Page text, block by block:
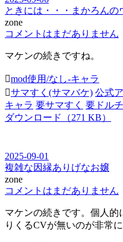
ときには・・・まかろんの
zone
コメントはまだありません
マケンの続きですね。
mod使用/なし-キャラ
サマすく(サマバケ) 公式
キャラ 要サマすく 要ドル
ダウンロード（271 KB）
2025-09-01
複雑な因縁ありげなお嬢
zone
コメントはまだありません
マケンの続きです。個人的
りくるCVが無いのが非常に